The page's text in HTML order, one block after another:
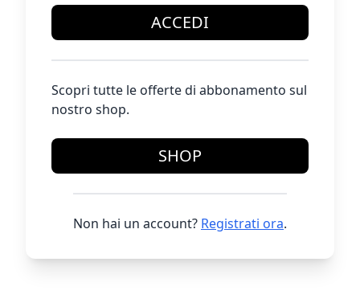
ACCEDI
Scopri tutte le offerte di abbonamento sul
nostro shop.
SHOP
Non hai un account? Registrati ora.